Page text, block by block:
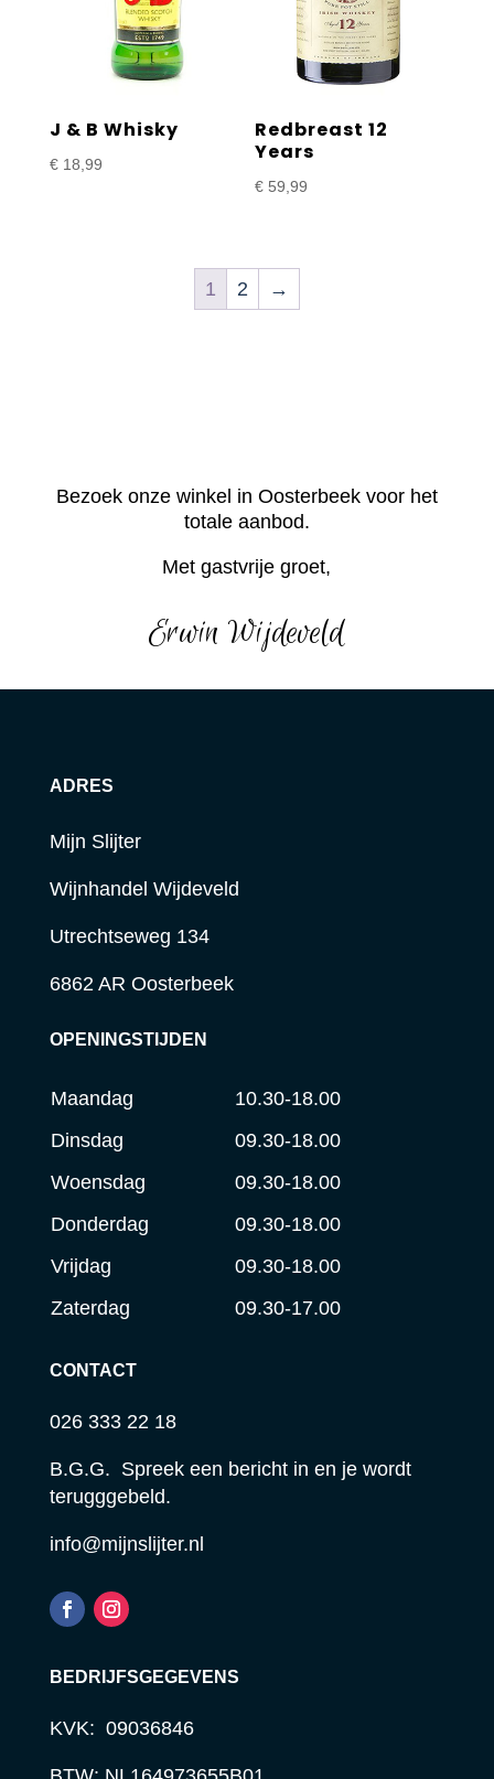
J & B Whisky
€18,99
Redbreast 12
Years
€ 59,99
1 2 →
Bezoek onze winkel in Oosterbeek voor het
totale aanbod.
Met gastvrije groet,
Erwin Wijdeveld
ADRES
Mijn Slijter
Wijnhandel Wijdeveld
Utrechtseweg 134
6862 AR Oosterbeek
OPENINGSTIJDEN
Maandag
10.30-18.00
Dinsdag
09.30-18.00
Woensdag
09.30-18.00
Donderdag
09.30-18.00
Vrijdag
09.30-18.00
Zaterdag
09.30-17.00
CONTACT
026 333 22 18
B.G.G. Spreek een bericht in en je wordt
terugggebeld.
info@mijnslijter.nl
BEDRIJFSGEGEVENS
KVK: 09036846